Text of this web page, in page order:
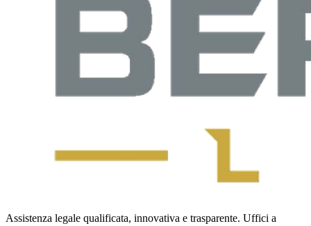
Assistenza legale qualificata, innovativa e trasparente. Uffici a